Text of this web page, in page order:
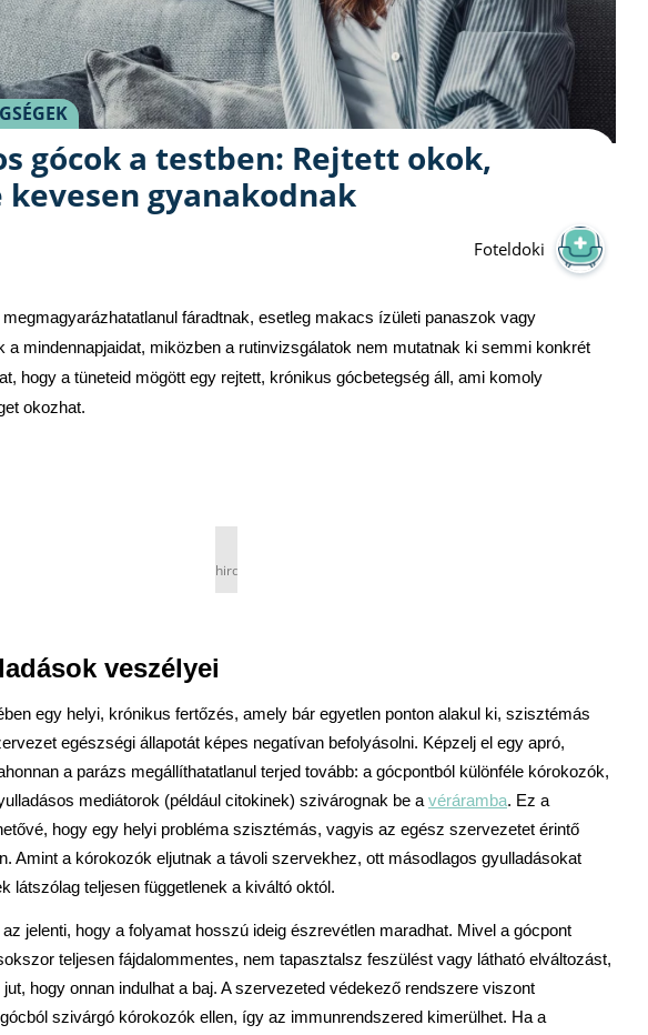
gócok a testben: Rejtett okok,
gyanakodnak
Foteldoki
fáradtnak, esetleg makacs ízületi panaszok vagy
a mindennapjaidat, miközben a rutinvizsgálatok nem mutatnak ki semmi konkrét
hogy a tüneteid mögött egy rejtett, krónikus gócbetegség áll, ami komoly
okozhat.
hirdetés
veszélyei
egy helyi, krónikus fertőzés, amely bár egyetlen ponton alakul ki, szisztémás
egészségi állapotát képes negatívan befolyásolni. Képzelj el egy apró,
a parázs megállíthatatlanul terjed tovább: a gócpontból különféle kórokozók,
mediátorok (például citokinek) szivárognak be a véráramba. Ez a
hogy egy helyi probléma szisztémás, vagyis az egész szervezetet érintő
Amint a kórokozók eljutnak a távoli szervekhez, ott másodlagos gyulladásokat
látszólag teljesen függetlenek a kiváltó októl.
jelenti, hogy a folyamat hosszú ideig észrevétlen maradhat. Mivel a gócpont
teljesen fájdalommentes, nem tapasztalsz feszülést vagy látható elváltozást,
hogy onnan indulhat a baj. A szervezeted védekező rendszere viszont
szivárgó kórokozók ellen, így az immunrendszered kimerülhet. Ha a